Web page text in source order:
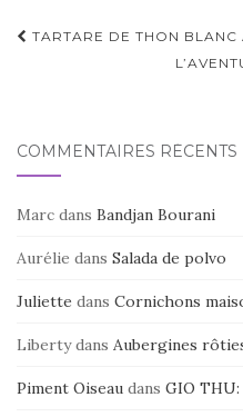
Navigation
TARTARE DE THON BLANC
COMMENTAIRES RÉCENTS
Marc dans Bandjan Bourani
Aurélie dans Salada de polvo
Juliette dans Cornichons
Libertydans Aubergines
Piment Oiseau dans GIO